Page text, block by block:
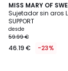
MISS MARY OF
Sujetador sin aros
SUPPORT
desde
59.99 €
46.19 € -23%
4,5
/ 5
3
Colores